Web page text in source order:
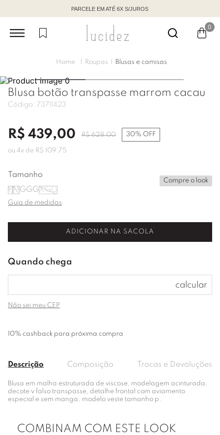
PARCELE EM ATÉ 6X S/JUROS
0
Roupas Blusas e camisas
Blusa botão transpasse marrom cacau
Código: 73711423
R$ 439,00 R$ 628,00 30% OFF
ou 4x de R$ 109 ,75
Tamanho
PMGGGXGG
Compre o look
Guia de medidas
ADICIONAR NA SACOLA
Não sei meu CEP
10% cashback para próxima compra
Descrição Composição Trocas e Devoluções
Blusa em malha estruturada de viscose, modelagem acinturada,
decote v falso transpasse, detalhe frontal com aviamento
especial e sem manga. modelo veste tamanho p.
COMBINAM COM ESTE LOOK